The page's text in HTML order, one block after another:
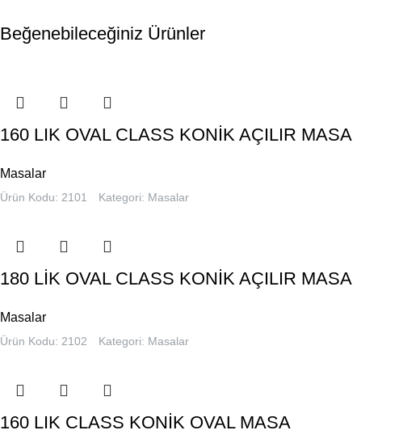
Beğenebileceğiniz Ürünler
160 LIK OVAL CLASS KONİK AÇILIR MASA
Masalar
Ürün Kodu: 2101 Kategori: Masalar
180 LİK OVAL CLASS KONİK AÇILIR MASA
Masalar
Ürün Kodu: 2102 Kategori: Masalar
160 LIK CLASS KONİK OVAL MASA